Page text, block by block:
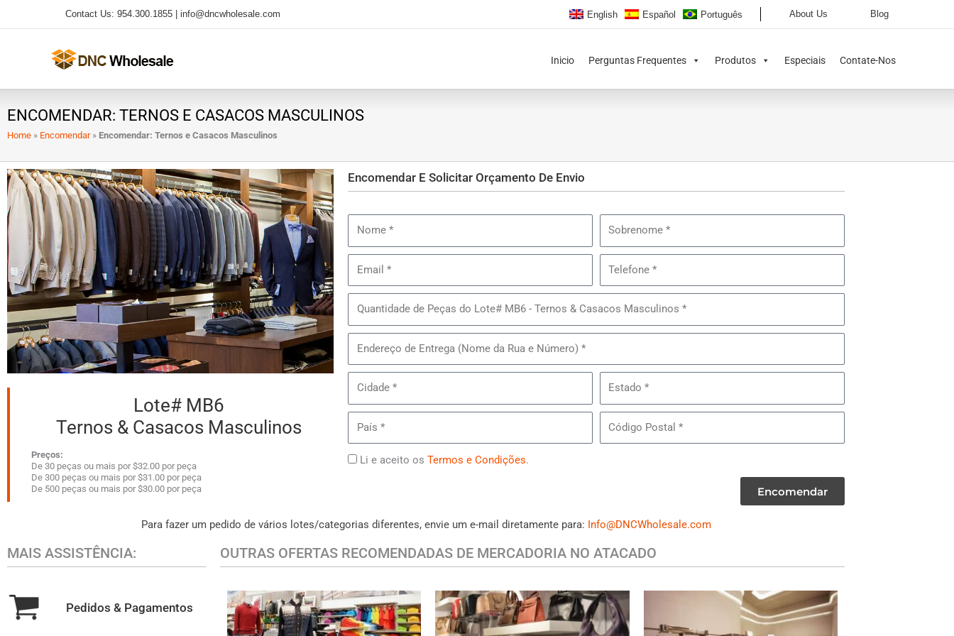
para
Contact Us: 954.300.1855 | info@dncwholesale.com English Español Português About Us Blog
Inicio Perguntas Frequentes Produtos Especiais Contate-Nos
ENCOMENDAR: TERNOS E CASACOS MASCULINOS
Home » Encomendar» Encomendar: Ternos e Casacos Masculinos
Lote# MB6
Ternos & Casacos Masculinos
Preços:
De 30 peças ou mais por $32.00 por peça
De 300 peças ou mais por $31.00 por peça
De 500 peças ou mais por $30.00 por peça
Encomendar E Solicitar Orçamento De Envio
Nome Sobrenome
Telefone
Quantidade
-
&
Endereço
Cidade Estado
Código
Termos
Li e aceito osTermos e Condições.
Encomendar
Para fazer um pedido de vários lotes/categorias diferentes, envie um e-mail diretamente para: Info@DNCWholesale.com
MAIS ASSISTÊNCIA:
Pedidos & Pagamentos
OUTRAS OFERTAS RECOMENDADAS DE MERCADORIA NO ATACADO
ROUPA CASUAL MASCULINA BOLSAS & ACESSÓRIOS VESTIDOS E TERNOS FEMININOS